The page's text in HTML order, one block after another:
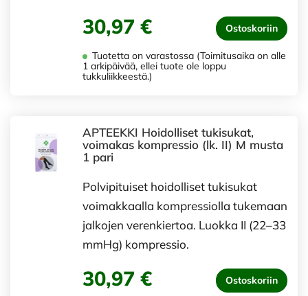
30,97 € Ostoskoriin
Tuotetta on varastossa (Toimitusaika on alle
1 arkipäivää, ellei tuote ole loppu
tukkuliikkeestä.)
APTEEKKI Hoidolliset tukisukat,
voimakas kompressio (lk. II) M musta
1 pari
Polvipituiset hoidolliset tukisukat
voimakkaalla kompressiolla tukemaan
jalkojen verenkiertoa. Luokka II (22–33
mmHg) kompressio.
30,97 € Ostoskoriin